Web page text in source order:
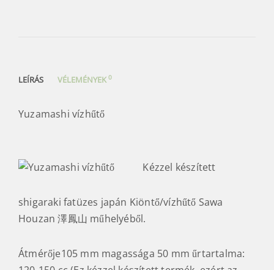
LEÍRÁS VÉLEMÉNYEK 0
Yuzamashi vízhűtő
Kézzel készített
shigaraki fatüzes japán Kiöntő/vízhűtő Sawa
Houzan 澤鳳山 műhelyéből.
Átmérője105 mm magassága 50 mm űrtartalma: